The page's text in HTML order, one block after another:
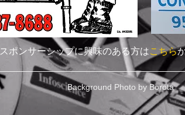
スポンサーシップに興味のある方はこちら
Background Photo by Borota